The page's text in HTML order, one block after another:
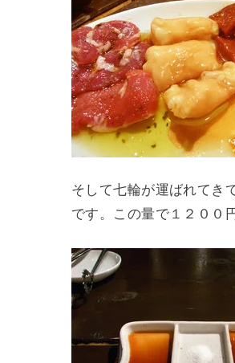
そして七輪が運ばれてき
です。この量で１２００